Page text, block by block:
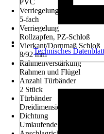
PVC
Verriegelungspunkt
5-fach
Verriegelung
Rollzapfen, PZ-Schloß
Vierkant/Dornmaß Schloß
8/92 mm
Rahmenverstärkung
Rahmen und Flügel
Anzahl Türbänder
2 Stück
Türbänder
Dreidimensional verstellbar
Dichtung
Umlaufende
Technisches Datenblatt